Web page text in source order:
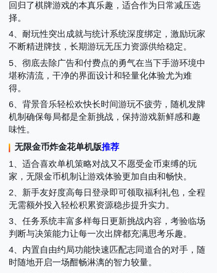
回归了棋牌游戏的本真乐趣，适合作为日常减压选
择。
4、耐玩性突出成就与统计系统深度绑定，激励玩家
不断精进牌技，长期游玩无压力资源供给稳定。
5、彻底去除广告和付费点的勇气在当下手游环境中
堪称清流，干净的界面设计和轻量化体验尤为难
得。
6、背景音乐轻松欢快长时间游玩不疲劳，随机发牌
机制确保每局都是全新挑战，保持游戏新鲜感和趣
味性。
无限金币炸金花单机版推荐
1、适合喜欢单机策略对战又不愿受金币束缚的玩
家，无限金币机制让游戏体验更加自由和畅快。
2、新手友好度高每日登录即可领取福利礼包，全程
无需额外投入轻松积累资源稳步提升实力。
3、任务系统丰富多样每日更新挑战内容，考验临场
判断与决策能力让每一次出牌都充满思考乐趣。
4、内置自由约局功能快速匹配志同道合的对手，随
时随地开启一场酣畅淋漓的智力较量。